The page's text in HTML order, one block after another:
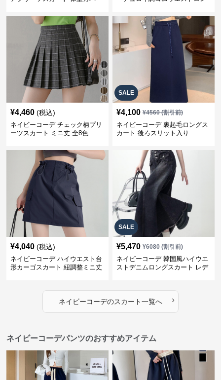
ト
¥4,460 (税込)
ネイビーコーデ チェック柄プリ
ーツスカート ミニ丈 全8色
SALE
¥4,100 ¥4560(割引前)
ネイビーコーデ 裏起毛ロングス
カート 後ろスリット入り
¥4,040 (税込)
ネイビーコーデ ハイウエスト台
形カーゴスカート 紐調整ミニ丈
SALE
¥5,470 ¥6080(割引前)
ネイビーコーデ 韓国風ハイウエ
ストデニムロングスカート レデ
ネイビーコーデのスカート一覧へ ›
ネイビーコーデパンツのおすすめアイテム